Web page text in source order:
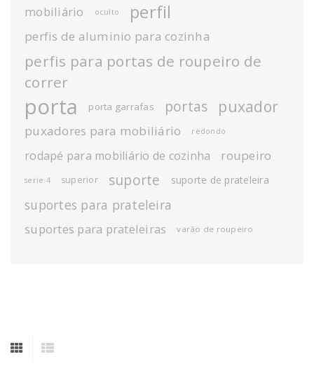
mobiliário oculto perfil
perfis de aluminio para cozinha
perfis para portas de roupeiro de
correr
porta porta garrafas portas puxador
puxadores para mobiliário redondo
rodapé para mobiliário de cozinha roupeiro
serie 4 superior suporte suporte de prateleira
suportes para prateleira
suportes para prateleiras varão de roupeiro